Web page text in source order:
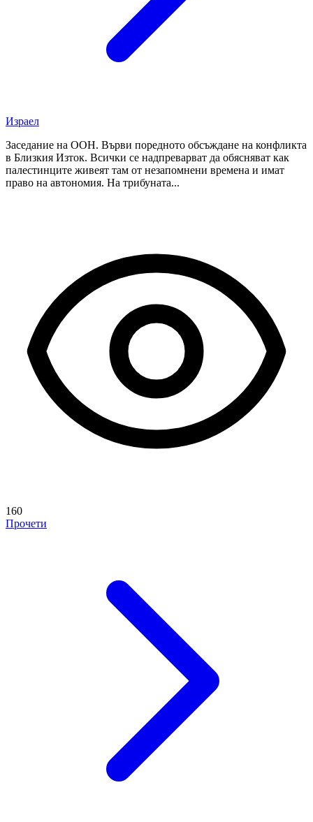
Израел
Заседание на ООН. Върви поредното обсъждане на конфликта
в Близкия Изток. Всички се надпреварват да обясняват как
палестинците живеят там от незапомнени времена и имат
право на автономия. На трибуната...
160
Прочети